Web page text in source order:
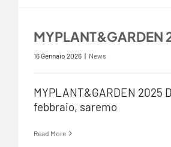
MYPLANT&GARDEN
16 Gennaio 2026 | News
MYPLANT&GARDEN 2025
febbraio, saremo
Read More